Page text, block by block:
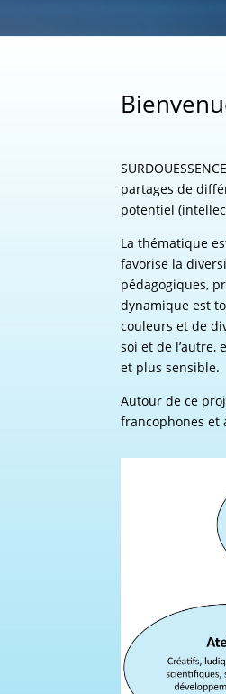
partages de
potentiel
La thématique
favorise la
pédagogiques,
dynamique est
couleurs et de
soi et de
et plus sensible.
Autour de ce
francophones et